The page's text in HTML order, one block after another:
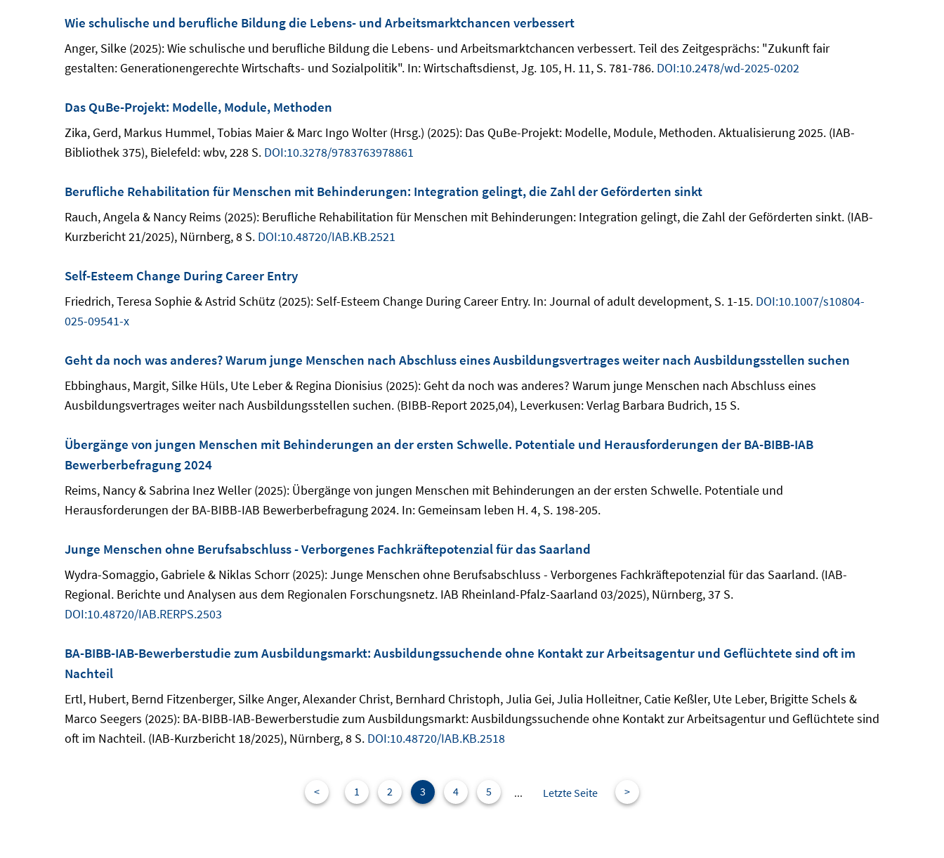
Wie schulische und berufliche Bildung die Lebens- und Arbeitsmarktchancen verbessert
Anger, Silke (2025): Wie schulische und berufliche Bildung die Lebens- und Arbeitsmarktchancen verbessert. Teil des Zeitgesprächs: "Zukunft fair
gestalten: Generationengerechte Wirtschafts- und Sozialpolitik". In: Wirtschaftsdienst, Jg. 105, H. 11, S. 781-786. DOI:10.2478/wd-2025-0202
Das QuBe-Projekt: Modelle, Module, Methoden
Zika, Gerd, Markus Hummel, Tobias Maier & Marc Ingo Wolter (Hrsg.) (2025): Das QuBe-Projekt: Modelle, Module, Methoden. Aktualisierung 2025. (IAB-
Bibliothek 375), Bielefeld: wbv, 228 S. DOI:10.3278/9783763978861
Berufliche Rehabilitation für Menschen mit Behinderungen: Integration gelingt, die Zahl der Geförderten sinkt
Rauch, Angela & Nancy Reims (2025): Berufliche Rehabilitation für Menschen mit Behinderungen: Integration gelingt, die Zahl der Geförderten sinkt. (IAB-
Kurzbericht 21/2025), Nürnberg, 8 S. DOI:10.48720/IAB.KB.2521
Self-Esteem Change During Career Entry
Friedrich, Teresa Sophie & Astrid Schütz (2025): Self-Esteem Change During Career Entry. In: Journal of adult development, S. 1-15. DOI:10.1007/s10804-
025-09541-x
Geht da noch was anderes? Warum junge Menschen nach Abschluss eines Ausbildungsvertrages weiter nach Ausbildungsstellen suchen
Ebbinghaus, Margit, Silke Hüls, Ute Leber & Regina Dionisius (2025): Geht da noch was anderes? Warum junge Menschen nach Abschluss eines
Ausbildungsvertrages weiter nach Ausbildungsstellen suchen. (BIBB-Report 2025,04), Leverkusen: Verlag Barbara Budrich, 15 S.
Übergänge von jungen Menschen mit Behinderungen an der ersten Schwelle. Potentiale und Herausforderungen der BA-BIBB-IAB
Bewerberbefragung 2024
Reims, Nancy & Sabrina Inez Weller (2025): Übergänge von jungen Menschen mit Behinderungen an der ersten Schwelle. Potentiale und
Herausforderungen der BA-BIBB-IAB Bewerberbefragung 2024. In: Gemeinsam leben H. 4, S. 198-205.
Junge Menschen ohne Berufsabschluss - Verborgenes Fachkräftepotenzial für das Saarland
Wydra-Somaggio, Gabriele & Niklas Schorr (2025): Junge Menschen ohne Berufsabschluss - Verborgenes Fachkräftepotenzial für das Saarland. (IAB-
Regional. Berichte und Analysen aus dem Regionalen Forschungsnetz. IAB Rheinland-Pfalz-Saarland 03/2025), Nürnberg, 37 S.
DOI:10.48720/IAB.RERPS.2503
BA-BIBB-IAB-Bewerberstudie zum Ausbildungsmarkt: Ausbildungssuchende ohne Kontakt zur Arbeitsagentur und Geflüchtete sind oft im
Nachteil
Ertl, Hubert, Bernd Fitzenberger, Silke Anger, Alexander Christ, Bernhard Christoph, Julia Gei, Julia Holleitner, Catie Keßler, Ute Leber, Brigitte Schels &
Marco Seegers (2025): BA-BIBB-IAB-Bewerberstudie zum Ausbildungsmarkt: Ausbildungssuchende ohne Kontakt zur Arbeitsagentur und Geflüchtete sind
oft im Nachteil. (IAB-Kurzbericht 18/2025), Nürnberg, 8 S. DOI:10.48720/IAB.KB.2518
< 1 2 3 4 5 ... Letzte Seite >